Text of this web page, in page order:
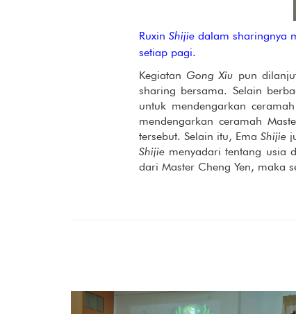
Ruxin Shijiedalam sharingnya
setiap pagi.
Kegiatan Gong Xiu pun
sharing bersama. Selain
untuk mendengarkan
mendengarkan ceramah
tersebut. Selain itu, EmaShijie
Shijiemenyadari tentang usia
dari Master Cheng Yen, maka